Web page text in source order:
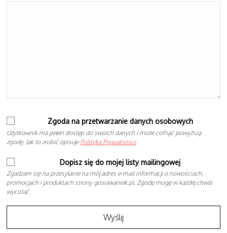
Zgoda na przetwarzanie danych osobowych
Użytkownik ma pełen dostęp do swoich danych i może cofnąć powyższą
zgodę. Jak to zrobić opisuje Polityka Prywatności.
Dopisz się do mojej listy mailingowej
Zgadzam się na przesyłanie na mój adres e-mail informacji o nowościach,
promocjach i produktach strony gosiawaniek.pl. Zgodę mogę w każdej chwili
wycofać.